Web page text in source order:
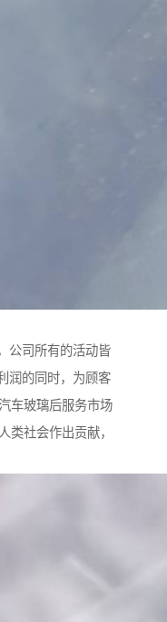
公司所有的活动皆
润的同时，为顾客
车玻璃后服务市场
类社会作出贡献，